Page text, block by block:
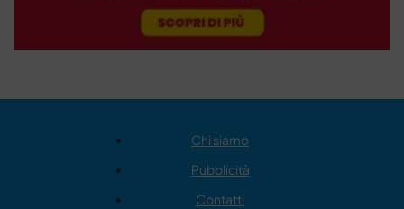
Chi siamo
Pubblicità
Contatti